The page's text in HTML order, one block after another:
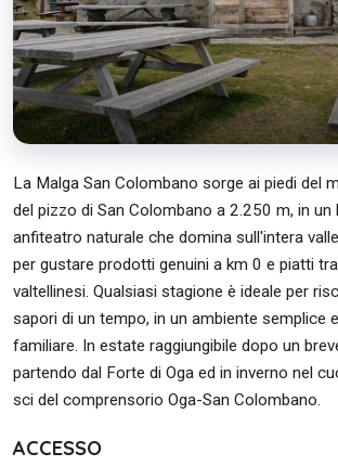
La Malga San Colombano sorge ai piedi del
del pizzo di San Colombano a 2.250 m, in un
anfiteatro naturale che domina sull'intera
per gustare prodotti genuini a km 0 e piatti
valtellinesi. Qualsiasi stagione è ideale per
sapori di un tempo, in un ambiente semplice
familiare. In estate raggiungibile dopo un
partendo dal Forte di Oga ed in inverno nel
sci del comprensorio Oga-San Colombano.
ACCESSO